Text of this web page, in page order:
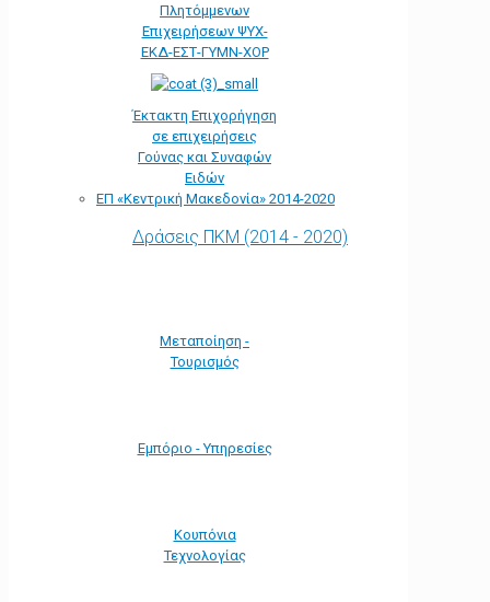
Πλητόμμενων
Επιχειρήσεων ΨΥΧ-
ΕΚΔ-ΕΣΤ-ΓΥΜΝ-ΧΟΡ
Έκτακτη Επιχορήγηση
σε επιχειρήσεις
Γούνας και Συναφών
Ειδών
ΕΠ «Kεντρική Μακεδονία» 2014-2020
Δράσεις ΠΚΜ (2014 - 2020)
Μεταποίηση -
Τουρισμός
Εμπόριο - Υπηρεσίες
Κουπόνια
Τεχνολογίας